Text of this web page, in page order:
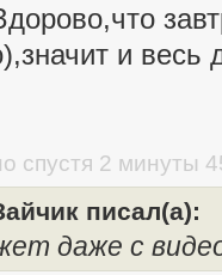
и
спустя 2 минуты
писал(а):
даже с